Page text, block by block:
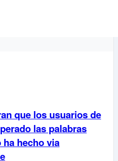
que los usuarios de
las palabras
hecho via